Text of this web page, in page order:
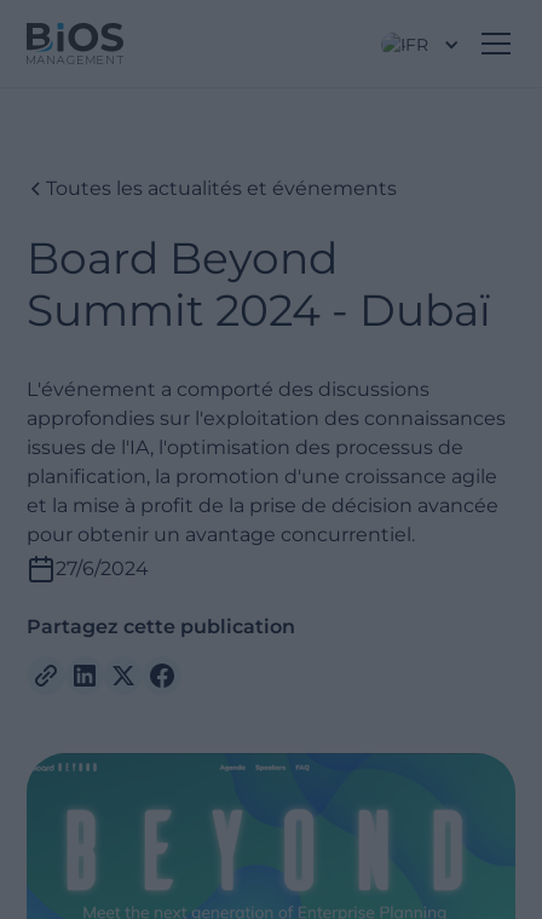
FR
Toutes les actualités et événements
Board Beyond
Summit 2024 - Dubaï
L'événement a comporté des discussions
approfondies sur l'exploitation des connaissances
issues de l'IA, l'optimisation des processus de
planification, la promotion d'une croissance agile
et la mise à profit de la prise de décision avancée
pour obtenir un avantage concurrentiel.
27/6/2024
Partagez cette publication